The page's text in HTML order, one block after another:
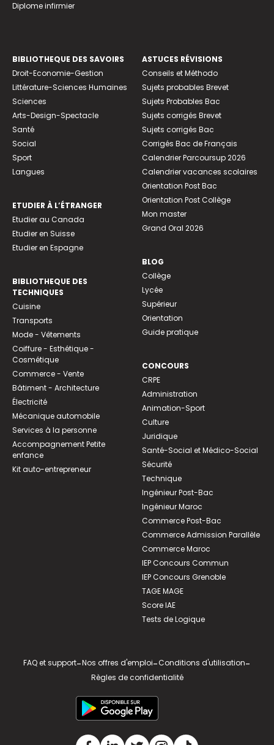
Diplome infirmier
BIBLIOTHEQUE DES SAVOIRS
Droit-Economie-Gestion
Littérature-Sciences Humaines
Sciences
Arts-Design-Spectacle
Santé
Social
Sport
Langues
ETUDIER À L’ÉTRANGER
Etudier au Canada
Etudier en Suisse
Etudier en Espagne
BIBLIOTHEQUE DES
TECHNIQUES
Cuisine
Transports
Mode - Vêtements
Coiffure - Esthétique -
Cosmétique
Commerce - Vente
Bâtiment - Architecture
Électricité
Mécanique automobile
Services à la personne
Accompagnement Petite
enfance
Kit auto-entrepreneur
ASTUCES RÉVISIONS
Conseils et Méthodo
Sujets probables Brevet
Sujets Probables Bac
Sujets corrigés Brevet
Sujets corrigés Bac
Corrigés Bac de Français
Calendrier Parcoursup 2026
Calendrier vacances scolaires
Orientation Post Bac
Orientation Post Collège
Mon master
Grand Oral 2026
BLOG
Collège
Lycée
Supérieur
Orientation
Guide pratique
CONCOURS
CRPE
Administration
Animation-Sport
Culture
Juridique
Santé-Social et Médico-Social
Sécurité
Technique
Ingénieur Post-Bac
Ingénieur Maroc
Commerce Post-Bac
Commerce Admission Parallèle
Commerce Maroc
IEP Concours Commun
IEP Concours Grenoble
TAGE MAGE
Score IAE
Tests de Logique
FAQ et support-Nos offres d'emploi-Conditions d'utilisation-
Règles de confidentialité